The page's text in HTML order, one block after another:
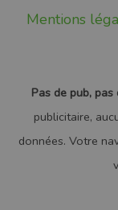
Mentions
Pas de pub,
publicitaire,
données. Votre